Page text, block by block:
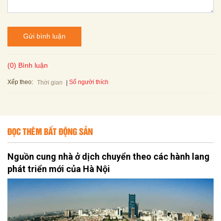
Gửi bình luận
(0) Bình luận
Xếp theo: Thời gian Số người thích
ĐỌC THÊM BẤT ĐỘNG SẢN
Nguồn cung nhà ở dịch chuyển theo các hành lang
phát triển mới của Hà Nội